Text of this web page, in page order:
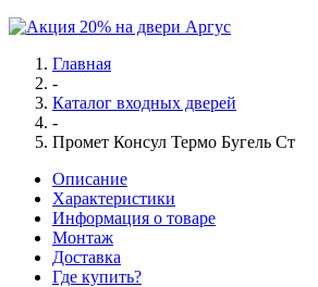
Главная
-
Каталог входных дверей
-
Промет Консул Термо Бугель Ст
Описание
Характеристики
Информация о товаре
Монтаж
Доставка
Где купить?